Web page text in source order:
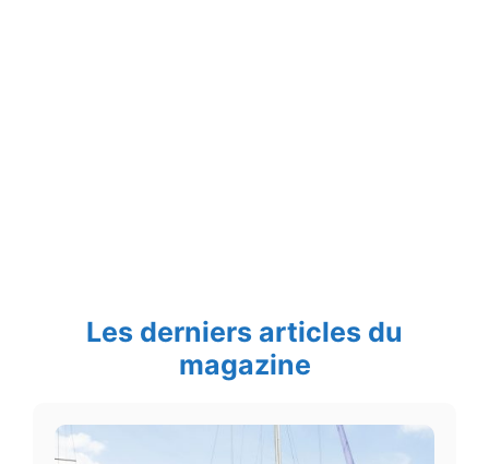
Les derniers articles du
magazine